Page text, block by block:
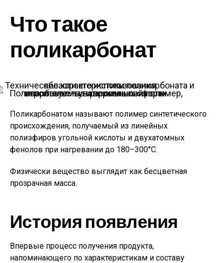
Что такое
поликарбонат
Поликарбонат — универсальный полимер, используемы в различных сферах строительства и промышленности
Поликарбонатом называют полимер синтетического
происхождения, получаемый из линейных
полиэфиров угольной кислоты и двухатомных
фенолов при нагревании до 180–300°С.
Физически вещество выглядит как бесцветная
прозрачная масса.
История появления
Впервые процесс получения продукта,
напоминающего по характеристикам и составу